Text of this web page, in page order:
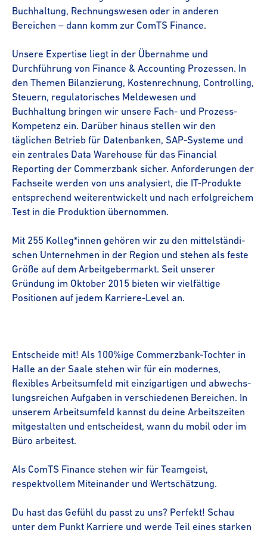
Buchhaltung, Rechnungswesen oder in anderen
Bereichen – dann komm zur ComTS Finance.
Unsere Expertise liegt in der Übernahme und
Durchführung von Finance & Accounting Prozessen. In
den Themen Bilanzierung, Kostenrechnung, Controlling,
Steuern, regu­la­to­ri­sches Meldewesen und
Buchhaltung bringen wir unsere Fach- und Prozess-​​
Kompetenz ein. Darüber hinaus stellen wir den
täglichen Betrieb für Datenbanken, SAP-Systeme und
ein zentrales Data Warehouse für das Financial
Reporting der Commerzbank sicher. Anforderungen der
Fachseite werden von uns analysiert, die IT-Produkte
entsprechend weiter­ent­wi­ckelt und nach erfolgreichem
Test in die Produktion übernommen.
Mit 255 Kolleg*innen gehören wir zu den mittel­stän­di­
schen Unternehmen in der Region und stehen als feste
Größe auf dem Arbeit­ge­ber­markt. Seit unserer
Gründung im Oktober 2015 bieten wir vielfältige
Positionen auf jedem Karriere-Level an.
Entscheide mit! Als 100%ige Commerzbank-​​Tochter in
Halle an der Saale stehen wir für ein modernes,
flexibles Arbeitsumfeld mit einzigartigen und abwechs­
lungs­rei­chen Aufgaben in verschiedenen Bereichen. In
unserem Arbeitsumfeld kannst du deine Arbeitszeiten
mitgestalten und entscheidest, wann du mobil oder im
Büro arbeitest.
Als ComTS Finance stehen wir für Teamgeist,
respektvollem Miteinander und Wertschätzung.
Du hast das Gefühl du passt zu uns? Perfekt! Schau
unter dem Punkt Karriere und werde Teil eines starken